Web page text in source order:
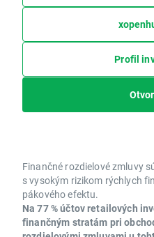
Profil
Finančné rozdielové zmluvy
s vysokým rizikom rýchlych
pákového efektu.
Na 77 % účtov retailových
finančným stratám pri